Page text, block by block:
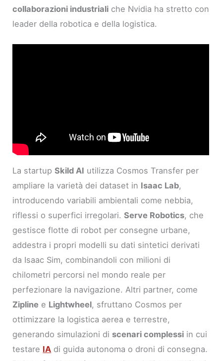
collaborazioni industriali che Nvidia ha stretto con
leader della robotica e della logistica.
La startupSkild AI utilizza Cosmos Transfer per
ampliare la varietà dei dataset in Isaac Lab,
introducendo variabili ambientali come nebbia,
riflessi o superfici irregolari.Serve Robotics, che
gestisce flotte di robot per consegne urbane,
addestra i propri modelli su dati sintetici derivati
da Isaac Sim, combinandoli con milioni di
chilometri percorsi nel mondo reale per
perfezionare la navigazione. Altri partner, come
Zipline e Lightwheel, sfruttano Cosmos per
ottimizzare la logistica aerea e terrestre,
generando simulazioni di scenari complessi in cui
testare IA di guida autonoma o droni di consegna.